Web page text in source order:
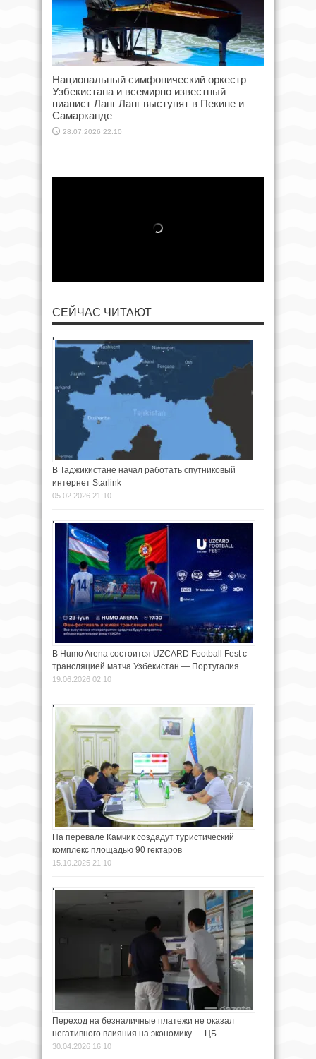
Национальный симфонический оркестр
Узбекистана и всемирно известный
пианист Ланг Ланг выступят в Пекине и
Самарканде
28.07.2026 22:10
СЕЙЧАС ЧИТАЮТ
В Таджикистане начал работать спутниковый
интернет Starlink
05.02.2026 21:10
В Humo Arena состоится UZCARD Football Fest с
трансляцией матча Узбекистан — Португалия
19.06.2026 02:10
На перевале Камчик создадут туристический
комплекс площадью 90 гектаров
15.10.2025 21:10
Переход на безналичные платежи не оказал
негативного влияния на экономику — ЦБ
30.04.2026 16:10